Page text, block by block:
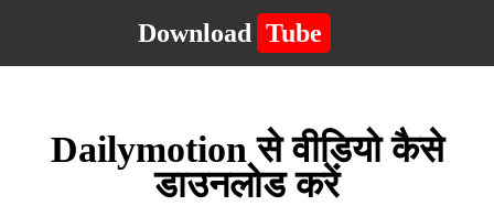
Download Tube
Dailymotion से वीडियो कैसे
डाउनलोड करें